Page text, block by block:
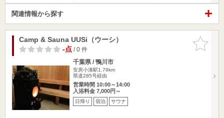
関連情報から探す
お気に入
りに追加
Camp & Sauna UUSi（ウーシ）
-点/ 0 件
千葉県 / 鴨川市
安房小湊駅1.79km
県道285号経由
営業時間 10:00～14:00
入浴料金 7,000円～
日帰り 宿泊 サウナ